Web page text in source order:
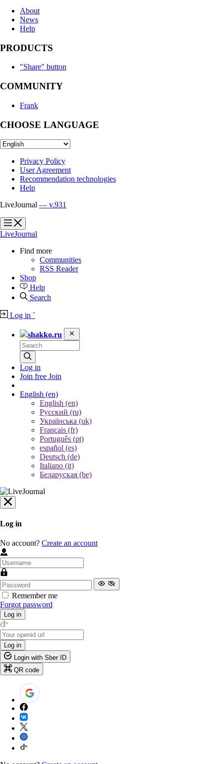
About
News
Help
PRODUCTS
"Share" button
COMMUNITY
Frank
CHOOSE LANGUAGE
Privacy Policy
User Agreement
Recommendation technologies
Help
LiveJournal — v.931
?
?
LiveJournal
Find more
Communities
RSS Reader
Shop
Help
Search
Log in `
shakko.ru
Log in
Join free Join
English (en)
English (en)
Русский (ru)
Українська (uk)
Français (fr)
Português (pt)
español (es)
Deutsch (de)
Italiano (it)
Беларуская (be)
Log in
No account? Create an account
Remember me
Forgot password
Log in
Log in
Login with Sber ID
QR code